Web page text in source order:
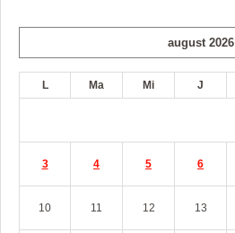
august 2026
L Ma Mi J
3 4 5 6
10 11 12 13